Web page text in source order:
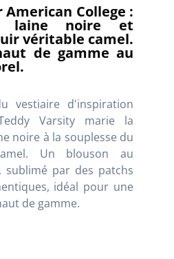
American College :
laine noire et
véritable camel.
de gamme au
vestiaire d'inspiration
Varsity marie la
noire à la souplesse du
Un blouson au
sublimé par des patchs
idéal pour une
de gamme.